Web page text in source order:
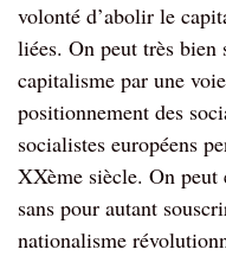
volonté d’abolir le
liées. On peut très
capitalisme par une
positionnement des
socialistes européens
XXème siècle. On peut
sans pour autant
nationalisme